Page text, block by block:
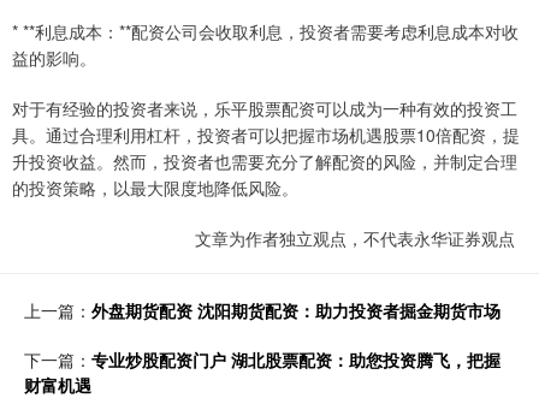
* **利息成本：**配资公司会收取利息，投资者需要考虑利息成本对收
益的影响。
对于有经验的投资者来说，乐平股票配资可以成为一种有效的投资工
具。通过合理利用杠杆，投资者可以把握市场机遇股票10倍配资，提
升投资收益。然而，投资者也需要充分了解配资的风险，并制定合理
的投资策略，以最大限度地降低风险。
文章为作者独立观点，不代表永华证券观点
上一篇： 外盘期货配资 沈阳期货配资：助力投资者掘金期货市场
下一篇： 专业炒股配资门户 湖北股票配资：助您投资腾飞，把握
财富机遇